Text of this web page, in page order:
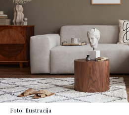
Foto: Ilustracija